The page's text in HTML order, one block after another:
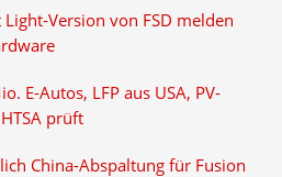
Version von FSD melden
E-Autos, LFP aus USA, PV-
prüft
China-Abspaltung für Fusion